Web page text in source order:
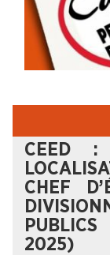
CEED :
CHEF
2025)